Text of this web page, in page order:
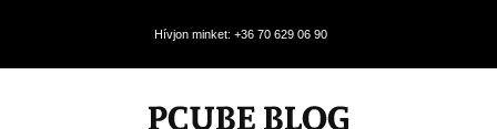
Hívjon minket: +36 70 629 06 90